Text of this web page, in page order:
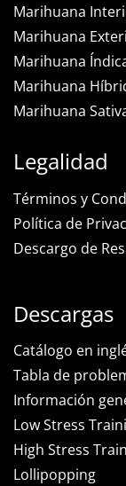
Marihuana
Marihuana
Marihuana
Marihuana
Marihuana
Legalidad
Términos y
Política de
Descargo de
Descargas
Catálogo en
Tabla de
Información
Low Stress
High Stress
Lollipopping